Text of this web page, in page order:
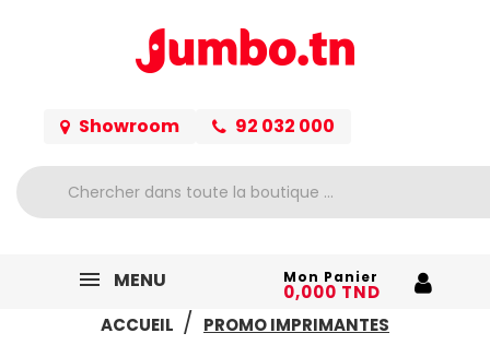
Showroom 92 032 000
MENU Mon Panier
0,000 TND
ACCUEIL
PROMO IMPRIMANTES